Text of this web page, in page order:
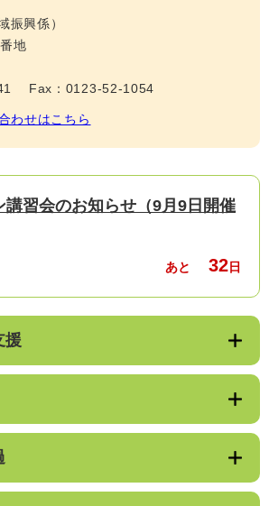
振興係
地
Fax：0123-52-1054
わせはこちら
講習会のお知らせ（9月9日開催
あと 32日
援